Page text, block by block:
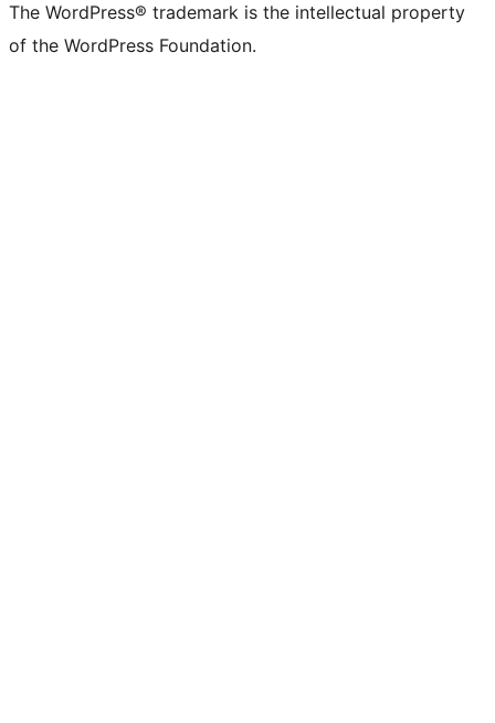
The WordPress® trademark is the intellectual property
of the WordPress Foundation.